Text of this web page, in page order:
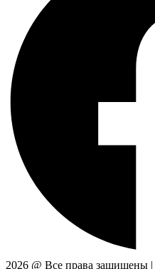
2026 @ Все права защищены |